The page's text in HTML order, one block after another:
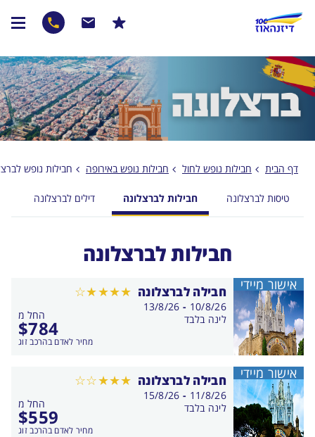
דף הבית חבילות נופש לחול חבילות נופש באירופה חבילות נופש
טיסות לברצלונה חבילות לברצלונה דילים לברצלונה
חבילות לברצלונה
חבילה לברצלונה
החל מ
$784
מחיר לאדם בהרכב זוג
בין
התאריכים,
10/8/26
-
13/8/26
לינה בלבד
אישור מיידי
חבילה לברצלונה
החל מ
$559
מחיר לאדם בהרכב זוג
בין
התאריכים,
11/8/26
-
15/8/26
לינה בלבד
אישור מיידי